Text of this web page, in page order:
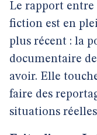
Le rapport
fiction est en
plus récent : la
documentaire
avoir. Elle
faire des
situations